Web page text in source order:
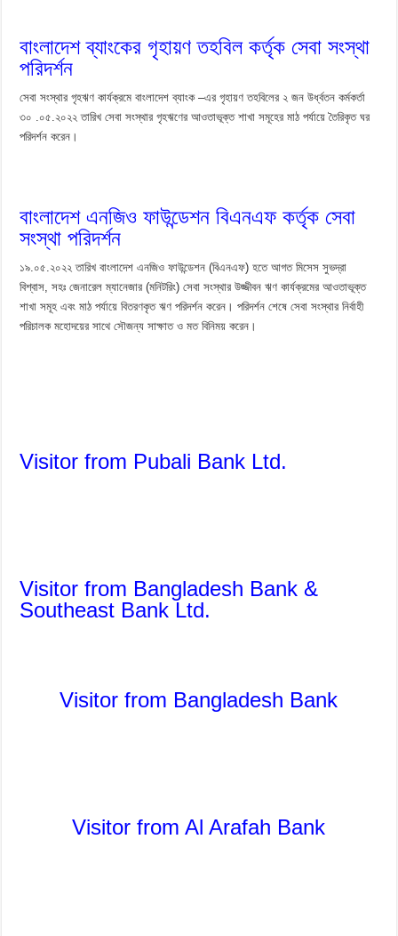
বাংলাদেশ ব্যাংকের গৃহায়ণ তহবিল কর্তৃক সেবা সংস্থা
পরিদর্শন
সেবা সংস্থার গৃহঋণ কার্যক্রমে বাংলাদেশ ব্যাংক –এর গৃহায়ণ তহবিলের ২ জন উর্ধ্বতন কর্মকর্তা
৩০ .০৫.২০২২ তারিখ সেবা সংস্থার গৃহঋণের আওতাভূক্ত শাখা সমূহের মাঠ পর্যায়ে তৈরিকৃত ঘর
পরিদর্শন করেন।
বাংলাদেশ এনজিও ফাউন্ডেশন বিএনএফ কর্তৃক সেবা
সংস্থা পরিদর্শন
১৯.০৫.২০২২ তারিখ বাংলাদেশ এনজিও ফাউন্ডেশন (বিএনএফ) হতে আগত মিসেস সুভদ্রা
বিশ্বাস, সহঃ জেনারেল ম্যানেজার (মনিটরিং) সেবা সংস্থার উজ্জীবন ঋণ কার্যক্রমের আওতাভূক্ত
শাখা সমূহ এবং মাঠ পর্যায়ে বিতরণকৃত ঋণ পরিদর্শন করেন। পরিদর্শন শেষে সেবা সংস্থার নির্বাহী
পরিচালক মহোদয়ের সাথে সৌজন্য সাক্ষাত ও মত বিনিময় করেন।
Visitor from Pubali Bank Ltd.
Visitor from Bangladesh Bank &
Southeast Bank Ltd.
Visitor from Bangladesh Bank
Visitor from Al Arafah Bank